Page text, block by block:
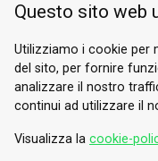
©
Tesori
Email.
Questo sito web
Utilizziamo i cookie per
del sito, per fornire
analizzare il nostro
continui ad utilizzare il
Visualizza la cookie-